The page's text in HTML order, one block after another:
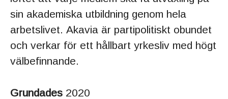
sin akademiska utbildning genom hela
arbetslivet. Akavia är partipolitiskt obundet
och verkar för ett hållbart yrkesliv med högt
välbefinnande.
Grundades 2020